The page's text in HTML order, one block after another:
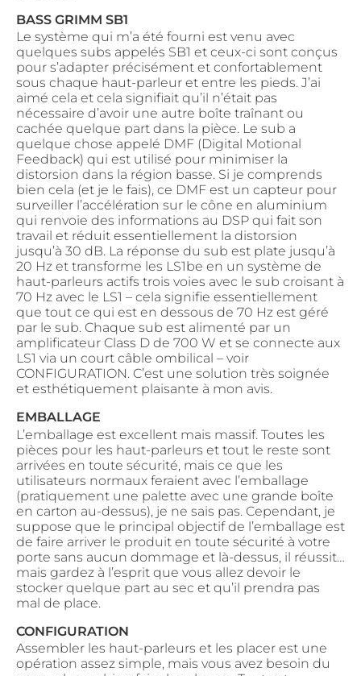
BASS GRIMM SB1
Le système qui m’a été fourni est venu avec
quelques subs appelés SB1 et ceux-ci sont conçus
pour s’adapter précisément et confortablement
sous chaque haut-parleur et entre les pieds. J’ai
aimé cela et cela signifiait qu’il n’était pas
nécessaire d’avoir une autre boîte traînant ou
cachée quelque part dans la pièce. Le sub a
quelque chose appelé DMF (Digital Motional
Feedback) qui est utilisé pour minimiser la
distorsion dans la région basse. Si je comprends
bien cela (et je le fais), ce DMF est un capteur pour
surveiller l’accélération sur le cône en aluminium
qui renvoie des informations au DSP qui fait son
travail et réduit essentiellement la distorsion
jusqu’à 30 dB. La réponse du sub est plate jusqu’à
20 Hz et transforme les LS1be en un système de
haut-parleurs actifs trois voies avec le sub croisant à
70 Hz avec le LS1 – cela signifie essentiellement
que tout ce qui est en dessous de 70 Hz est géré
par le sub. Chaque sub est alimenté par un
amplificateur Class D de 700 W et se connecte aux
LS1 via un court câble ombilical – voir
CONFIGURATION. C’est une solution très soignée
et esthétiquement plaisante à mon avis.
EMBALLAGE
L’emballage est excellent mais massif. Toutes les
pièces pour les haut-parleurs et tout le reste sont
arrivées en toute sécurité, mais ce que les
utilisateurs normaux feraient avec l’emballage
(pratiquement une palette avec une grande boîte
en carton au-dessus), je ne sais pas. Cependant, je
suppose que le principal objectif de l’emballage est
de faire arriver le produit en toute sécurité à votre
porte sans aucun dommage et là-dessus, il réussit…
mais gardez à l’esprit que vous allez devoir le
stocker quelque part au sec et qu’il prendra pas
mal de place.
CONFIGURATION
Assembler les haut-parleurs et les placer est une opération assez simple, mais vous avez besoin du manuel pour bien faire les choses. Tout est magnétique et soutenu par des boulons et les tolérances sont rassurantes. L’unité sub (SB 1) se connecte simplement de sorte que vous n’avez qu’à brancher le sub, un court ombilical IEC (femelle à mâle) étant inclus pour cela. C’est bien pensé et cela réduit le nombre de câbles, ce qui, à la lumière de ce que j’ai dit sur l’aspect style de vie de ce produit, est très important. Des PDF en ligne sont disponibles pour les systèmes MU1, LS1-be et SB 1. Je comprends parfaitement que la plupart des gens cherchent à réduire leur utilisation de papier et pourront travailler avec un PDF sur leur tablette, PC ou téléphone, mais personnellement, je préfère avoir des versions imprimées de tout et je les ai donc imprimées à la maison. Je m’attendais à avoir des manuels imprimés complets pour tout et des guides d’installation dans les boîtes. Une fois que vous avez lu les instructions d’installation plusieurs fois, le câblage des différentes boîtes est en fait assez simple pour quelqu’un qui est habitué à configurer des systèmes audio. Cependant, je pense que pour le client moyen, la configuration s’avérera assez complexe et je suggérerais que si vous achetez ce système, vous deviez insister pour qu’il soit correctement configuré par le revendeur chez qui vous l’avez acheté, et cela, m’a-t-on dit, est toujours le cas lors de l’achat du système – j’attends cela comme une évidence pour des produits à ce prix et je m’attendrais certainement à cela. Tous les câbles pertinents sont fournis dans les boîtes et vous connectez simplement le MU1 à l’un des haut-parleurs et reliez les haut-parleurs entre eux avec les câbles inclus. En fait, cela ne semble pas si simple lorsqu’on lit le manuel. Une fois tout câblé et le MU1 connecté à votre réseau ou switch, vous n’avez qu’à tout allumer, sélectionner ROON sur le MU1, votre tablette le verra et voilà, vous avez de la musique. Le système Grimm a un programme de téléchargement dédié à partir duquel vous pouvez sélectionner différents paramètres et différents réglages DSP, mais dans cette pièce bien traitée, je n’ai vu absolument aucun besoin de changer quoi que ce soit des réglages plats standard. D’autres peuvent vouloir plonger dans les différents menus et réglages, mais personnellement, je suggérerais que cela soit, encore une fois, un travail pour le revendeur à régler lorsqu’ils viennent pour l’installer, et une fois fait, vous devriez le laisser, ou au plus l’ajuster si votre pièce change de manière significative. J’ai remarqué lors des salons où j’ai vu Grimm Audio exposer qu’ils ont leurs haut-parleurs assez largement espacés et sévèrement inclinés. J’ai discuté de l’idée derrière cela avec le défunt Ken Ishiwata, car c’était quelque chose qu’il faisait lors des salons et il pensait que c’était pour donner à tout le monde dans l’espace limité une meilleure sensation de la scène sonore et de l’image stéréo que ce que placer de manière plus conventionnelle permettrait. Je voulais connaître la théorie et donc j’ai demandé à Eelco chez Grimm d’en dire plus sur cette configuration inhabituelle. Cependant, après avoir joué avec dans notre pièce, j’ai trouvé que le meilleur positionnement était bien éloigné des murs latéraux et arrière et avec seulement une très (très) légère inclinaison qui va dans une certaine mesure à l’encontre de ce que vous allez lire de la part d’Eelco chez Grimm. J’ai constaté que dans cette pièce, cette configuration presque droite offrait une scène sonore plus large à la fois dans le siège chaud et légèrement en dehors de la position d’écoute optimale, bien que les haut-parleurs soient pratiquement dans un « espace ouvert » et à au moins 1,75 m du mur arrière et plus des murs latéraux. J’ai parlé à Eelco de cela et il a expliqué que c’était normal pour le positionnement dans lequel je les avais et les grandes distances que je les avais des murs. Quoi qu’il en soit, voici ce qu’Eelco avait à dire sur l’inclinaison qu’ils utilisent lors des salons – je pensais que les lecteurs trouveraient cela assez intéressant et que cela donnerait un aperçu de Grimm eux-mêmes. _« De loin, la question la plus posée dans notre salle lors des salons professionnels est pourquoi nous inclinons notre système LS1 ? Pour clarifier, « incliner » signifie que les haut-parleurs gauche et droit visent un point de croisement devant l’auditeur au lieu de viser l’auditeur. La réponse courte est que cette configuration offre trois avantages : _ _ Dans la plupart des pièces, l’image stéréo est beaucoup plus nette de cette façon ; _ _ Il y a une plus grande zone d’écoute avec une belle image stéréo ;_ _ Le spectre sonore est plus uniforme dans la pièce._ _Alors, si cet avantage est si grand, pourquoi tout le monde ne le fait-il pas ? La raison est que les caissons des haut-parleurs doivent avoir une forme spéciale pour que cela se produise. Voyons comment cela fonctionne._ _Un haut-parleur a généralement quelques pilotes à cône, montés sur le panneau avant du caisson, appelé le « baffle ». Maintenant, le son qui est rayonné par le cône aime à se propager dans toutes les directions, mais lorsque le son se dirige vers l’arrière du haut-parleur, il rencontre un obstacle : le caisson. Ainsi, le caisson du haut-parleur est un obstacle pour son propre son. À cause de cela, il y aura une « ombre » derrière le caisson, où le son est plus doux que sur le devant._ _ La fréquence au-dessus de laquelle cet effet d’ombre se manifeste dépend du rapport entre la longueur d’onde du son et la largeur du caisson. Nous allons bientôt regarder quelques images qui montrent cet effet, mais d’abord, nous devons comprendre comment la longueur d’onde et la fréquence sont liées. Un ton aigu de 1000 Hz vibre 1000 fois par seconde, ce qui signifie qu’une vibration ne prend que 1/1000e de seconde, ou 1 milliseconde. Vous savez peut-être que le son voyage à « la vitesse du son », qui est d’environ 344 m/s. Donc, en 1 ms, le son peut parcourir 344 fois 1/1000 = 0,34 m, soit 34 cm. Cela signifie que la longueur d’onde d’une vibration de 1000 Hz est de 34 cm._ _Une règle de base est que si un obstacle est plus large d’un tiers de la longueur d’onde, il générera une ombre de son derrière lui. Donc, lorsque un caisson mesure 11 cm de large, il offrira de l’ombre pour les fréquences au-dessus de 1000 Hz, mais pas pour les fréquences plus basses. Le son à basse fréquence contournera le caisson sans aucune ombre. Une largeur standard de 20 cm offrira de l’ombre au-dessus de 600 Hz. Et si un caisson mesure 52 cm de large, comme le LS1, il offrira de l’ombre pour les fréquences au-dessus de 230 Hz. Ces fréquences sont appelées la « fréquence de pas de baffle » d’un haut-parleur._ _Les illustrations montrent comment un large caisson offre plus d’ombre aux basses fréquences qu’un haut-parleur de largeur traditionnelle._ _La question que nous nous sommes posée lors du développement du LS1 est : quelle serait une fréquence logique pour le pas de baffle, une qui ait du sens d’un point de vue acoustique ? Étant donné que les pièces d’écoute ont généralement un caractère acoustique différent et plus résonnant en dessous de 200 Hz, un pas de baffle dans cette région semblait plus logique qu’à 600 Hz. Nous avons donc conçu un baffle de 50 cm de large. L’effet d’un tel large baffle est que toute la plage de fréquences à partir de 250 Hz est rayonnée de manière similaire, en « hémisphérique ». _D’accord, maintenant passons à l’effet d’inclinaison. Notre précieuse image stéréo, ou image fantôme, est construite dans notre cerveau en comparant les sons qui arrivent à nos oreilles. Ils peuvent être plus forts ou plus tôt dans le temps, dans une oreille. Par exemple, si le son du haut-parleur gauche est plus fort ou arrive plus tôt que celui du droit, l’image se déplace vers la gauche. Pour que ce processus fonctionne bien, le son des haut-parleurs ne doit pas être perturbé par des réflexions sur les murs, etc., peu après le son direct. Si ce n’est pas possible d’appliquer une absorption acoustique, il est utile d’orienter le son loin du mur pour atténuer l’énergie réfléchie. Ainsi, en tournant les haut-parleurs légèrement vers l’intérieur (« inclinaison »), l’énergie réfléchie du mur voisin devient plus douce. Et alors l’image stéréo s’améliore._ _Il y a cependant un hic. Si la taille du baffle est petite, comme pour les haut-parleurs traditionnels, une configuration d’inclinaison n’atténuera que les hautes fréquences de la réflexion ; il y aura encore de l’énergie entre 250 et 600 Hz. En conséquence, l’image stéréo au-dessus de 600 Hz est plus focalisée que celle entre 250 et 600 Hz, ce qui sonne un peu déséquilibré. Donc, en général, les haut-parleurs à baffle petit ne profitent pas beaucoup de l’inclinaison, et la technique n’est pas souvent utilisée. Avec les LS1 larges, cependant, cela fonctionne. Ainsi, ils offrent un choix de les tourner vers l’intérieur et d’avoir une image stéréo plus claire, ou de les orienter vers l’auditeur (ou même d’utiliser « l’inclinaison vers l’extérieur ») pour créer une image moins focalisée, plus spacieuse. _Un bonus de l’inclinaison est que les personnes qui ne sont pas assises dans le point idéal, mais par exemple à gauche de celui-ci, profiteront toujours d’une image stéréo assez agréable. La raison en est qu’alors qu’elles sont plus proches du haut-parleur gauche, donc son son arrivera plus tôt – déplaçant l’image vers la gauche – elles sont maintenant plus hors axe du haut-parleur gauche et plus sur axe du haut-parleur droit, ce qui rend le son du haut-parleur droit légèrement plus fort – et cela déplace l’image vers la droite._ _Un autre bonus est que lorsque vous traversez la pièce et que les haut-parleurs ont été configurés avec une inclinaison, le spectre total du son dépend moins de votre position dans la pièce. La raison en est que dès que vous vous éloignez